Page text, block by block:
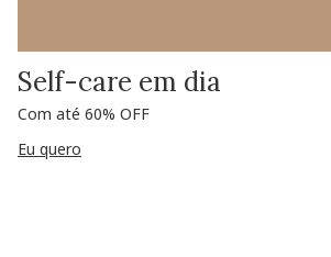
Self-care em dia
Com até 60% OFF
Eu quero